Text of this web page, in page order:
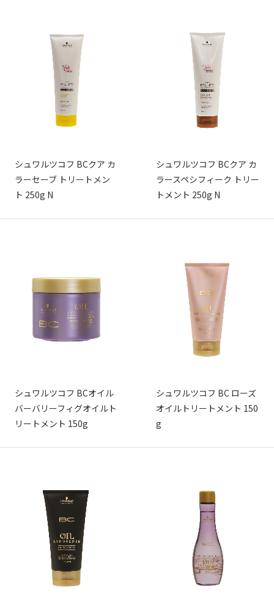
シュワルツコフ BCクア カ
ラーセーブ トリートメン
ト 250g N
シュワルツコフ BCクア カ
ラースペシフィーク トリー
トメント 250g N
シュワルツコフ BCオイル
バーバリーフィグオイルト
リートメント 150g
シュワルツコフ BC ローズ
オイルトリートメント 150
g